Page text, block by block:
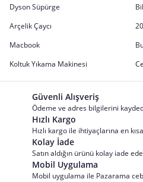
Dyson Süpürge
Arçelik Çaycı
Macbook
Koltuk Yıkama Makinesi
Güvenli Alışveriş
Ödeme ve adres bilgilerini
Hızlı Kargo
Hızlı kargo ile ihtiyaçlarına en
Kolay İade
Satın aldığın ürünü kolay iade
Mobil Uygulama
Mobil uygulama ile Pazarama